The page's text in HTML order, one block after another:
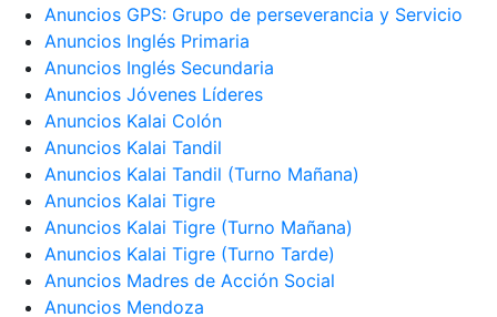
Anuncios GPS: Grupo de perseverancia y Servicio
Anuncios Inglés Primaria
Anuncios Inglés Secundaria
Anuncios Jóvenes Líderes
Anuncios Kalai Colón
Anuncios Kalai Tandil
Anuncios Kalai Tandil (Turno Mañana)
Anuncios Kalai Tigre
Anuncios Kalai Tigre (Turno Mañana)
Anuncios Kalai Tigre (Turno Tarde)
Anuncios Madres de Acción Social
Anuncios Mendoza